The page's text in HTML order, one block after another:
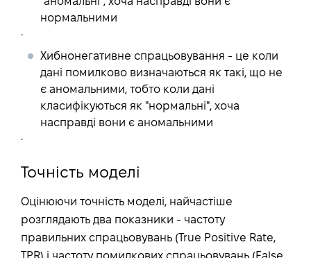
нормальними
.
Хибнонегативне спрацьовування - це коли
дані помилково визначаються як такі, що не
є аномальними, тобто коли дані
класифікуються як "нормальні", хоча
насправді вони є аномальними
.
Точність моделі
Оцінюючи точність моделі, найчастіше
розглядають два показники - частоту
правильних спрацьовувань (True Positive Rate,